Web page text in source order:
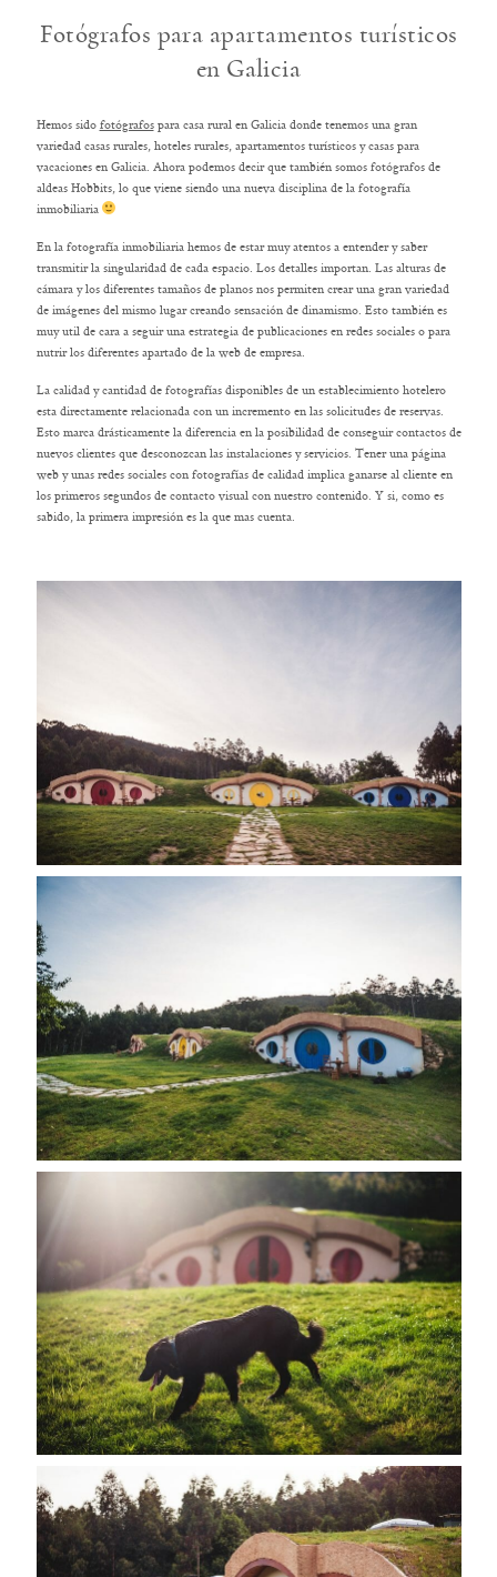
Fotógrafos para apartamentos turísticos
en Galicia
Hemos sido fotógrafospara casa rural en Galicia donde tenemos una gran
variedad casas rurales, hoteles rurales, apartamentos turísticos y casas para
vacaciones en Galicia. Ahora podemos decir que también somos fotógrafos de
aldeas Hobbits, lo que viene siendo una nueva disciplina de la fotografía
inmobiliaria
En la fotografía inmobiliaria hemos de estar muy atentos a entender y saber
transmitir la singularidad de cada espacio. Los detalles importan. Las alturas de
cámara y los diferentes tamaños de planos nos permiten crear una gran variedad
de imágenes del mismo lugar creando sensación de dinamismo. Esto también es
muy util de cara a seguir una estrategia de publicaciones en redes sociales o para
nutrir los diferentes apartado de la web de empresa.
La calidad y cantidad de fotografías disponibles de un establecimiento hotelero
esta directamente relacionada con un incremento en las solicitudes de reservas.
Esto marca drásticamente la diferencia en la posibilidad de conseguir contactos de
nuevos clientes que desconozcan las instalaciones y servicios. Tener una página
web y unas redes sociales con fotografías de calidad implica ganarse al cliente en
los primeros segundos de contacto visual con nuestro contenido. Y si, como es
sabido, la primera impresión es la que mas cuenta.